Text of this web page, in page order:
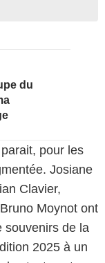
du
parait, pour les
Josiane
Clavier,
Moynot ont
souvenirs de la
2025 à un